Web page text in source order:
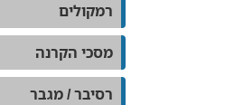
רמקולים
מסכי הקרנה
רסיבר / מגבר